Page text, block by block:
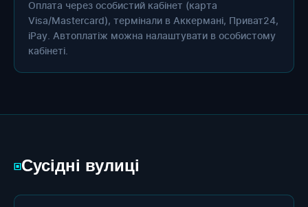
Оплата через особистий кабінет (карта
Visa/Mastercard), термінали в Аккермані, Приват24,
iPay. Автоплатіж можна налаштувати в особистому
кабінеті.
▣Сусідні вулиці